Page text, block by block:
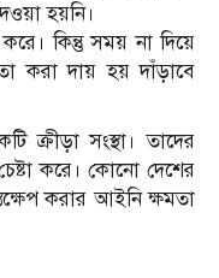
হয়নি।
কিন্তু সময় না দিয়ে
করা দায় হয় দাঁড়াবে
ক্রীড়া সংস্থা। তাদের
করে। কোনো দেশের
করার আইনি ক্ষমতা